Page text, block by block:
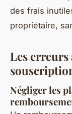
des frais
propriétaire,
Les erreurs
Négliger les